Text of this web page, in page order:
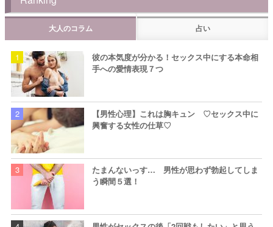
大人のコラム 占い
彼の本気度が分かる！セックス中にする本命相
手への愛情表現７つ
【男性心理】これは胸キュン ♡セックス中に
興奮する女性の仕草♡
たまんないっす… 男性が思わず勃起してしま
う瞬間５選！